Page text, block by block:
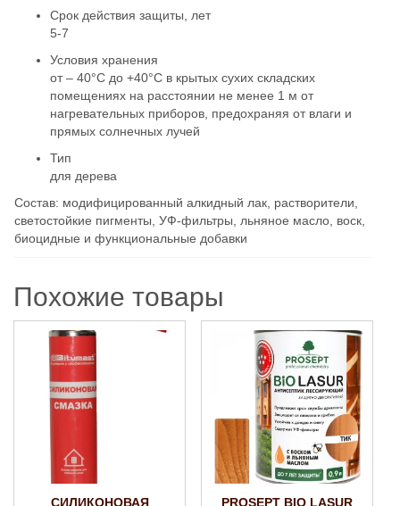
Срок действия защиты, лет
5-7
Условия хранения
от – 40°C до +40°С в крытых сухих складских
помещениях на расстоянии не менее 1 м от
нагревательных приборов, предохраняя от влаги и
прямых солнечных лучей
Тип
для дерева
Состав: модифицированный алкидный лак, растворители,
светостойкие пигменты, УФ-фильтры, льняное масло, воск,
биоцидные и функциональные добавки
Похожие товары
СИЛИКОНОВАЯ
PROSEPT BIO LASUR